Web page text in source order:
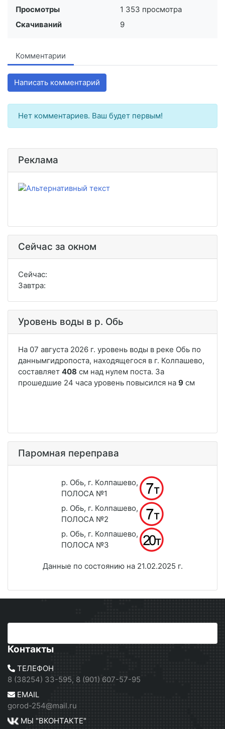
Просмотры
1 353 просмотра
Скачиваний
9
Комментарии
Написать комментарий
Нет комментариев. Ваш будет первым!
Реклама
Сейчас за окном
Сейчас:
Завтра:
Уровень воды в р. Обь
Паромная переправа
р. Обь, г. Колпашево,
ПОЛОСА №1
р. Обь, г. Колпашево,
ПОЛОСА №2
р. Обь, г. Колпашево,
ПОЛОСА №3
Данные по состоянию на 21.02.2025 г.
Контакты
ТЕЛЕФОН
8 (38254) 33-595, 8 (901) 607-57-95
EMAIL
gorod-254@mail.ru
МЫ "ВКОНТАКТЕ"